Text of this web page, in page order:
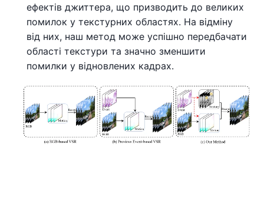
ефектів джиттера, що призводить до великих
помилок у текстурних областях. На відміну
від них, наш метод може успішно передбачати
області текстури та значно зменшити
помилки у відновлених кадрах.